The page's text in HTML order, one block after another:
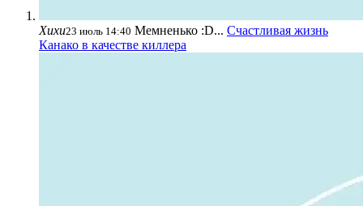
Хихи23 июль 14:40 Мемненько :D... Счастливая жизнь
Канако в качестве киллера